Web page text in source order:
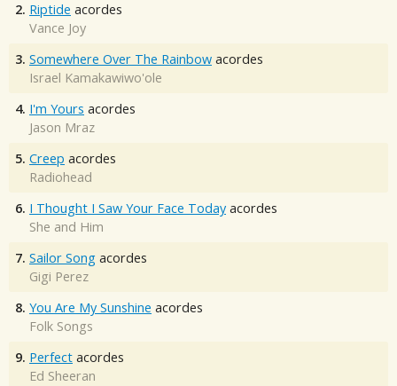
2. Riptide acordes
Vance Joy
3. Somewhere Over The Rainbow acordes
Israel Kamakawiwo'ole
4. I'm Yours acordes
Jason Mraz
5. Creep acordes
Radiohead
6. I Thought I Saw Your Face Today acordes
She and Him
7. Sailor Song acordes
Gigi Perez
8. You Are My Sunshine acordes
Folk Songs
9. Perfect acordes
Ed Sheeran